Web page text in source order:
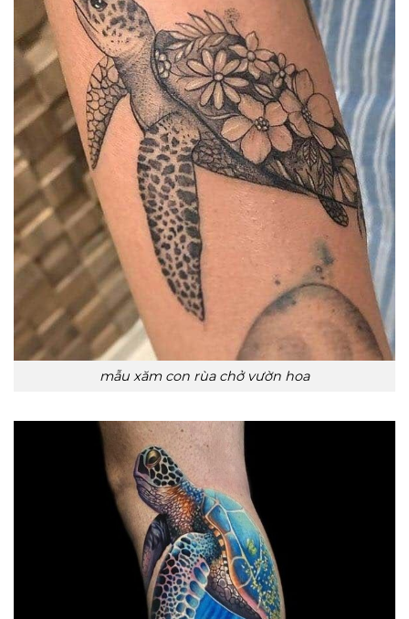
mẫu xăm con rùa chở vườn hoa